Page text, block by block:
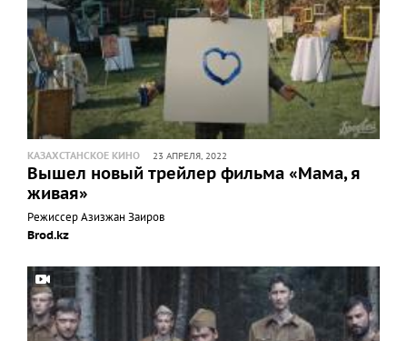
КАЗАХСТАНСКОЕ КИНО 23 АПРЕЛЯ, 2022
Вышел новый трейлер фильма «Мама, я
живая»
Режиссер Азизжан Заиров
Brod.kz